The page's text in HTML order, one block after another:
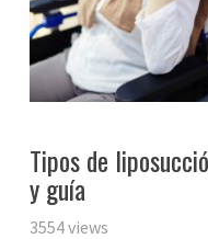
Tipos de
y guía
3554 views